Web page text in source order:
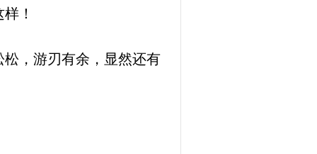
！
，游刃有余，显然还有